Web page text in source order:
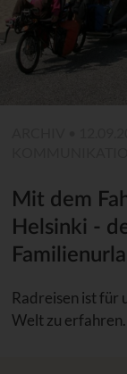
Mit dem
Helsinki -
Radreisen ist für
Welt zu